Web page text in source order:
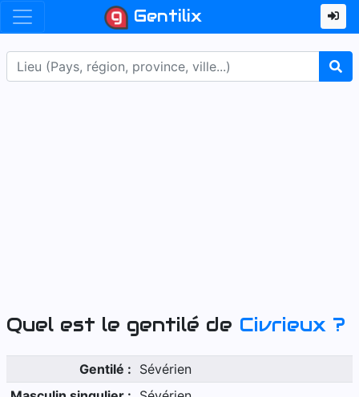
Gentilix
Quel est le gentilé de Civrieux ?
Gentilé : Sévérien